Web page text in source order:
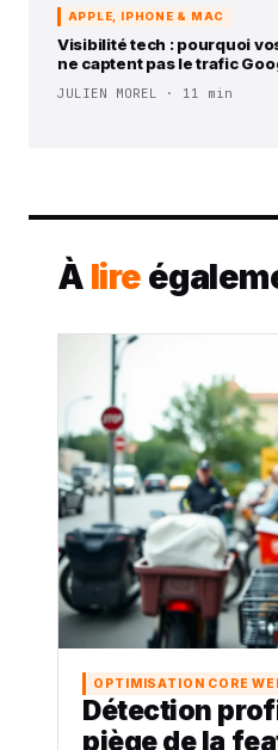
APPLE, IPHONE & MAC
Visibilité tech : pourquoi
ne captent pas le trafic
JULIEN MOREL · 11 min
À lire
OPTIMISATION CORE
Détection
piège de la